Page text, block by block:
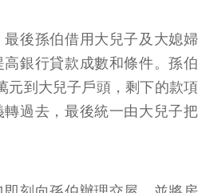
後孫伯借用大兒子及大媳婦
銀行貸款成數和條件。孫伯
元到大兒子戶頭，剩下的款項
過去，最後統一由大兒子把